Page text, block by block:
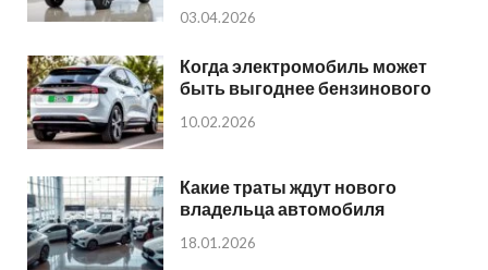
03.04.2026
Когда электромобиль может
быть выгоднее бензинового
10.02.2026
Какие траты ждут нового
владельца автомобиля
18.01.2026